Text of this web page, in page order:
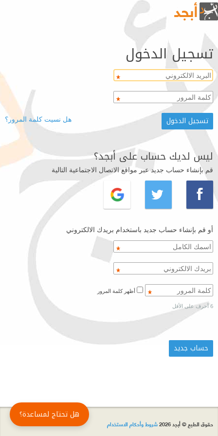
تسجيل الدخول
هل نسيت كلمة المرور؟
ليس لديك حساب على أبجد؟
قم بإنشاء حساب جديد عبر مواقع الاتصال الاجتماعية التالية
أو قم بإنشاء حساب جديد باستخدام بريدك الالكتروني
6 أحرف على الأقل
حقوق الطبع © أبجد 2026 شروط وأحكام الاستخدام
هل تحتاج لمساعدة؟